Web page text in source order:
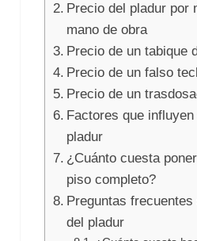
Precio del pladur por
mano de obra
Precio de un tabique
Precio de un falso
Precio de un
Factores que
pladur
¿Cuánto cuesta
piso completo?
Preguntas
del pladur